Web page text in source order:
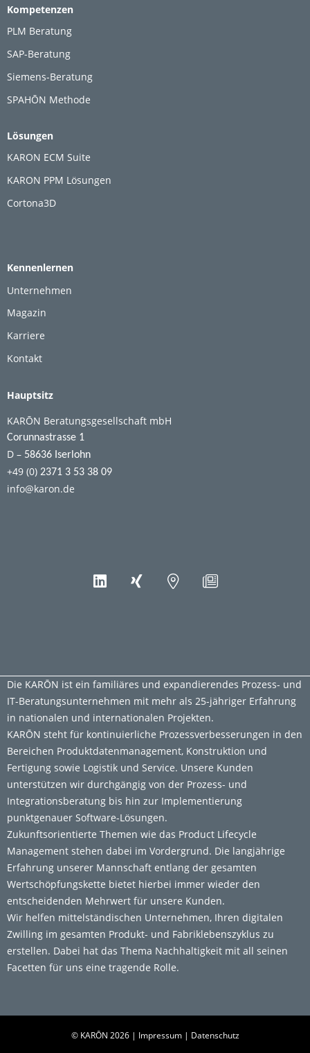
Kompetenzen
PLM Beratung
SAP-Beratung
Siemens-Beratung
SPAHŌN Methode
Lösungen
KARON ECM Suite
KARON PPM Lösungen
Cortona3D
Kennenlernen
Unternehmen
Magazin
Karriere
Kontakt
Hauptsitz
KARŌN Beratungsgesellschaft mbH
Corunnastrasse 1
D – 58636 Iserlohn
+49 (0) 2371 3 53 38 09
info@karon.de
Die KARŌN ist ein familiäres und expandierendes Prozess- und
IT-Beratungsunternehmen mit mehr als 25-jähriger Erfahrung
in nationalen und internationalen Projekten.
KARŌN steht für kontinuierliche Prozessverbesserungen in den
Bereichen Produktdatenmanagement, Konstruktion und
Fertigung sowie Logistik und Service. Unsere Kunden
unterstützen wir durchgängig von der Prozess- und
Integrationsberatung bis hin zur Implementierung
punktgenauer Software-Lösungen.
Zukunftsorientierte Themen wie das Product Lifecycle
Management stehen dabei im Vordergrund. Die langjährige
Erfahrung unserer Mannschaft entlang der gesamten
Wertschöpfungskette bietet hierbei immer wieder den
entscheidenden Mehrwert für unsere Kunden.
Wir helfen mittelständischen Unternehmen, Ihren digitalen
Zwilling im gesamten Produkt- und Fabriklebenszyklus zu
erstellen. Dabei hat das Thema Nachhaltigkeit mit all seinen
Facetten für uns eine tragende Rolle.
© KARŌN 2026 | Impressum| Datenschutz